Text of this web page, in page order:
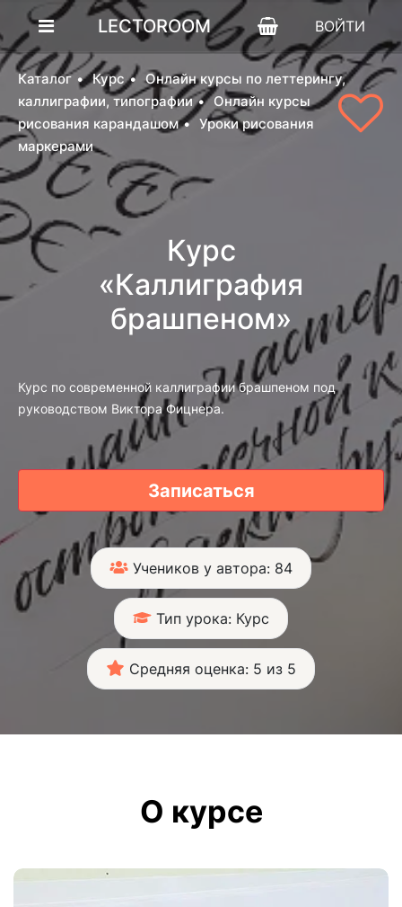
LECTOROOM ВОЙТИ
Каталог Курс
Онлайн курсы по леттерингу,
каллиграфии, типографии
Онлайн курсы
рисования карандашом
Уроки рисования
маркерами
Курс
«Каллиграфия
брашпеном»
Курс по современной каллиграфии брашпеном под
руководством Виктора Фицнера.
Записаться
Учеников у автора: 84
Тип урока: Курс
Средняя оценка: 5 из 5
О курсе